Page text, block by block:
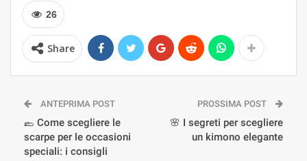
26
Share
ANTEPRIMA POST
🥿 Come scegliere le
scarpe per le occasioni
speciali: i consigli
PROSSIMA POST
🌸 I segreti per scegliere
un kimono elegante